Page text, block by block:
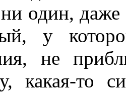
один,
у
не
какая-то